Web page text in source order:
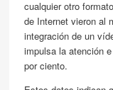
cualquier otro
de Internet vieron al
integración de un
impulsa la atención
por ciento.